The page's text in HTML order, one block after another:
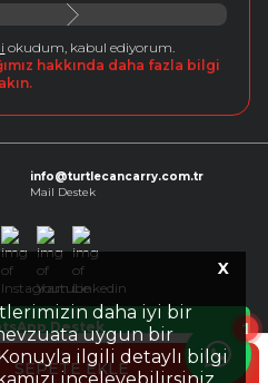
1
X
daha iyi bir
uygun bir
ilgili detaylı bilgi
SEPETE EKLE
okudum, kabul ediyorum.
hakkında daha fazla bilgi
info@turtlecancarry.com.tr
Mail Destek
InstagramYoutube
Destek